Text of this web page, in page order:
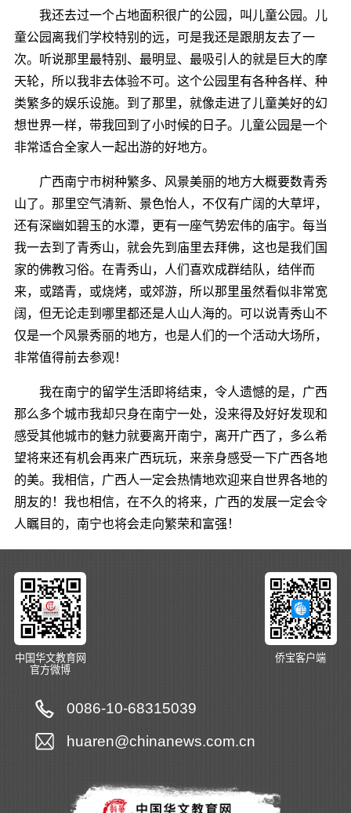
我还去过一个占地面积很广的公园，叫儿童公园。儿
童公园离我们学校特别的远，可是我还是跟朋友去了一
次。听说那里最特别、最明显、最吸引人的就是巨大的摩
天轮，所以我非去体验不可。这个公园里有各种各样、种
类繁多的娱乐设施。到了那里，就像走进了儿童美好的幻
想世界一样，带我回到了小时候的日子。儿童公园是一个
非常适合全家人一起出游的好地方。
广西南宁市树种繁多、风景美丽的地方大概要数青秀
山了。那里空气清新、景色怡人，不仅有广阔的大草坪，
还有深幽如碧玉的水潭，更有一座气势宏伟的庙宇。每当
我一去到了青秀山，就会先到庙里去拜佛，这也是我们国
家的佛教习俗。在青秀山，人们喜欢成群结队，结伴而
来，或踏青，或烧烤，或郊游，所以那里虽然看似非常宽
阔，但无论走到哪里都还是人山人海的。可以说青秀山不
仅是一个风景秀丽的地方，也是人们的一个活动大场所，
非常值得前去参观！
我在南宁的留学生活即将结束，令人遗憾的是，广西
那么多个城市我却只身在南宁一处，没来得及好好发现和
感受其他城市的魅力就要离开南宁，离开广西了，多么希
望将来还有机会再来广西玩玩，来亲身感受一下广西各地
的美。我相信，广西人一定会热情地欢迎来自世界各地的
朋友的！我也相信，在不久的将来，广西的发展一定会令
人瞩目的，南宁也将会走向繁荣和富强！
中国华文教育网
官方微博
侨宝客户端
0086-10-68315039
huaren@chinanews.com.cn